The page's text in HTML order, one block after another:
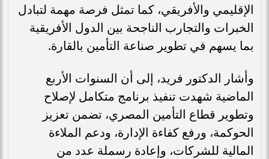
الإقليمي والأفريقي، كما تمثل فرصة مهمة لتبادل
الخبرات والتجارب الناجحة بين الدول الأفريقية
بما يسهم في تطوير صناعة التأمين بالقارة.
وأشار الدكتور فريد، إلى أن السنوات الأربع
الماضية شهدت تنفيذ برنامج متكامل لإصلاح
وتطوير قطاع التأمين المصري، تضمن تعزيز
الحوكمة، ورفع كفاءة الإدارة، ودعم الملاءة
المالية للشركات، وإعادة رسملة عدد من